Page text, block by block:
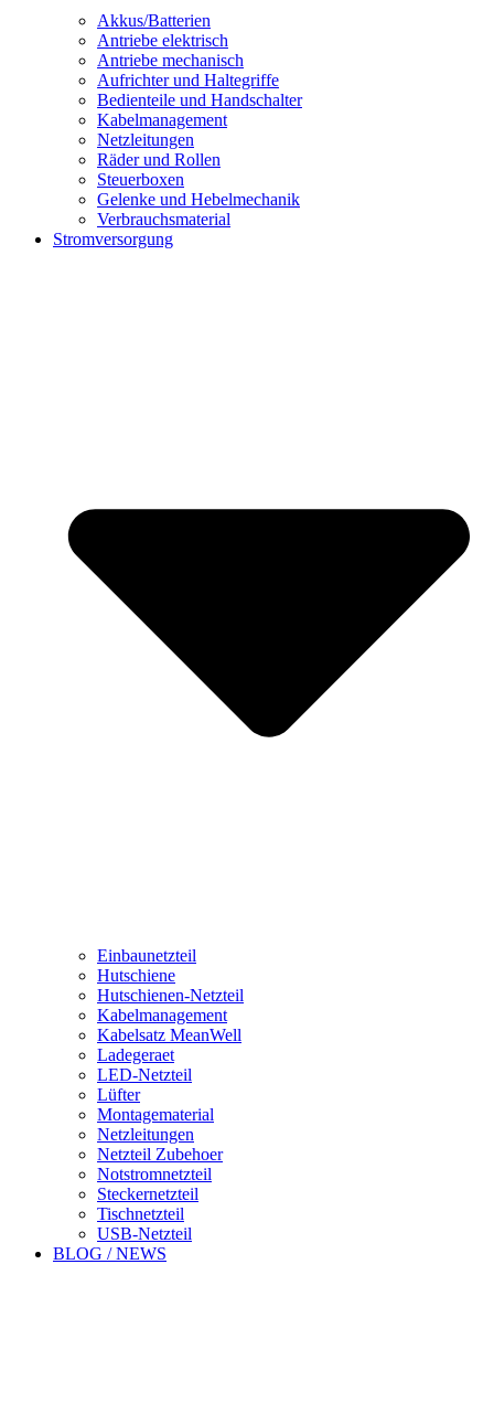
Akkus/Batterien
Antriebe elektrisch
Antriebe mechanisch
Aufrichter und Haltegriffe
Bedienteile und Handschalter
Kabelmanagement
Netzleitungen
Räder und Rollen
Steuerboxen
Gelenke und Hebelmechanik
Verbrauchsmaterial
Stromversorgung
Einbaunetzteil
Hutschiene
Hutschienen-Netzteil
Kabelmanagement
Kabelsatz MeanWell
Ladegeraet
LED-Netzteil
Lüfter
Montagematerial
Netzleitungen
Netzteil Zubehoer
Notstromnetzteil
Steckernetzteil
Tischnetzteil
USB-Netzteil
BLOG / NEWS